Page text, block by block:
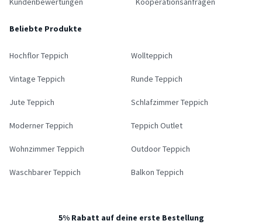
Beliebte Produkte
Hochflor Teppich Wollteppich
Vintage Teppich Runde Teppich
Jute Teppich Schlafzimmer Teppich
Moderner Teppich Teppich Outlet
Wohnzimmer Teppich Outdoor Teppich
Waschbarer Teppich Balkon Teppich
5% Rabatt auf deine erste Bestellung